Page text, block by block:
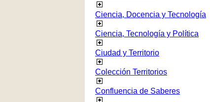
Ciencia, Docencia y Tecnología
Ciencia, Tecnología y Política
Ciudad y Territorio
Colección Territorios
Confluencia de Saberes